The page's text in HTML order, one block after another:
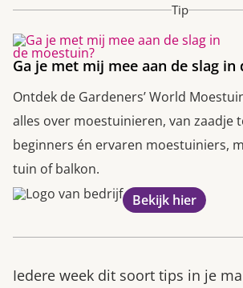
Tip
Ga je met mij mee aan de slag in
Ontdek de Gardeners’ World
alles over moestuinieren, van zaadje
beginners én ervaren moestuiniers,
tuin of balkon.
Bekijk hier
Iedere week dit soort tips in je